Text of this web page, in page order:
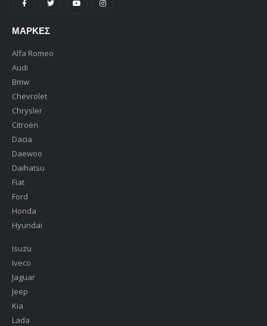
ΜΆΡΚΕΣ
Alfa Romeo
Audi
Bmw
Chevrolet
Chrysler
Citroën
Dacia
Daewoo
Daihatsu
Fiat
Ford
Honda
Hyundai
Isuzu
Iveco
Jaguar
Jeep
Kia
Lada